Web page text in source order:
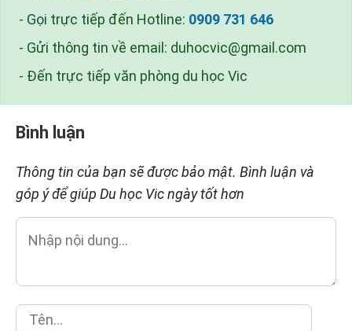
- Gọi trực tiếp đến Hotline: 0909 731 646
- Gửi thông tin về email: duhocvic@gmail.com
- Đến trực tiếp văn phòng du học Vic
Bình luận
Thông tin của bạn sẽ được bảo mật. Bình luận và
góp ý để giúp Du học Vic ngày tốt hơn